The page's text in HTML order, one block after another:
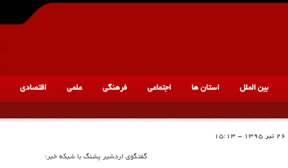
بین الملل استان ها اجتماعی فرهنگی علمی اقتصادی
26 تیر 1395 - 15:13
گفتگوی اردشیر پشنگ با شبکه خبر: